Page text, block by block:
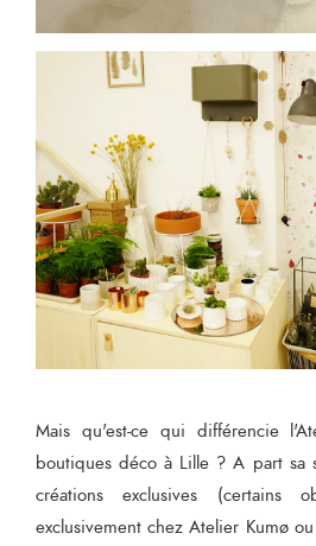
Mais qu'est-ce qui différencie
boutiques déco à Lille ? A part sa
créations exclusives (certains
exclusivement chez Atelier Kumø